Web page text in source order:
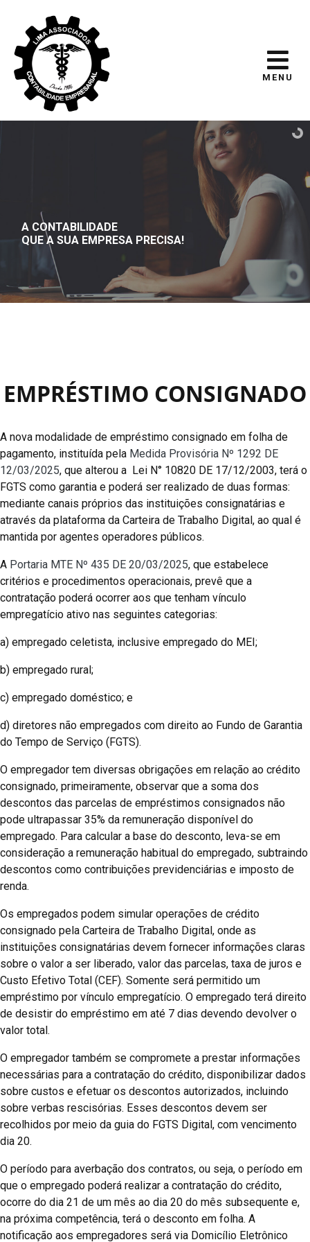
MENU
A CONTABILIDADE
QUE A SUA EMPRESA PRECISA!
EMPRÉSTIMO CONSIGNADO
A nova modalidade de empréstimo consignado em folha de
pagamento, instituída pela Medida Provisória Nº 1292 DE
12/03/2025, que alterou a Lei N° 10820 DE 17/12/2003, terá o
FGTS como garantia e poderá ser realizado de duas formas:
mediante canais próprios das instituições consignatárias e
através da plataforma da Carteira de Trabalho Digital, ao qual é
mantida por agentes operadores públicos.
A Portaria MTE Nº 435 DE 20/03/2025, que estabelece
critérios e procedimentos operacionais, prevê que a
contratação poderá ocorrer aos que tenham vínculo
empregatício ativo nas seguintes categorias:
a) empregado celetista, inclusive empregado do MEI;
b) empregado rural;
c) empregado doméstico; e
d) diretores não empregados com direito ao Fundo de Garantia
do Tempo de Serviço (FGTS).
O empregador tem diversas obrigações em relação ao crédito
consignado, primeiramente, observar que a soma dos
descontos das parcelas de empréstimos consignados não
pode ultrapassar 35% da remuneração disponível do
empregado. Para calcular a base do desconto, leva-se em
consideração a remuneração habitual do empregado, subtraindo
descontos como contribuições previdenciárias e imposto de
renda.
Os empregados podem simular operações de crédito
consignado pela Carteira de Trabalho Digital, onde as
instituições consignatárias devem fornecer informações claras
sobre o valor a ser liberado, valor das parcelas, taxa de juros e
Custo Efetivo Total (CEF). Somente será permitido um
empréstimo por vínculo empregatício. O empregado terá direito
de desistir do empréstimo em até 7 dias devendo devolver o
valor total.
O empregador também se compromete a prestar informações
necessárias para a contratação do crédito, disponibilizar dados
sobre custos e efetuar os descontos autorizados, incluindo
sobre verbas rescisórias. Esses descontos devem ser
recolhidos por meio da guia do FGTS Digital, com vencimento
dia 20.
O período para averbação dos contratos, ou seja, o período em
que o empregado poderá realizar a contratação do crédito,
ocorre do dia 21 de um mês ao dia 20 do mês subsequente e,
na próxima competência, terá o desconto em folha. A
notificação aos empregadores será via Domicílio Eletrônico